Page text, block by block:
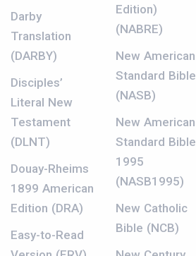
Darby
Translation
(DARBY)
Disciples’
Literal New
Testament
(DLNT)
Douay-Rheims
1899 American
Edition (DRA)
Easy-to-Read
Edition)
(NABRE)
New American
Standard Bible
(NASB)
New American
Standard Bible
1995
(NASB1995)
New Catholic
Bible (NCB)